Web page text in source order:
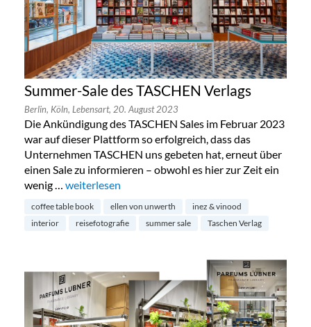
Summer-Sale des TASCHEN Verlags
Berlin, Köln, Lebensart, 20. August 2023
Die Ankündigung des TASCHEN Sales im Februar 2023
war auf dieser Plattform so erfolgreich, dass das
Unternehmen TASCHEN uns gebeten hat, erneut über
einen Sale zu informieren – obwohl es hier zur Zeit ein
wenig … „Summer-Sale des TASCHEN Verlags“
weiterlesen
coffee table book ellen von unwerth
inez & vinood
interior
reisefotografie summer sale Taschen Verlag